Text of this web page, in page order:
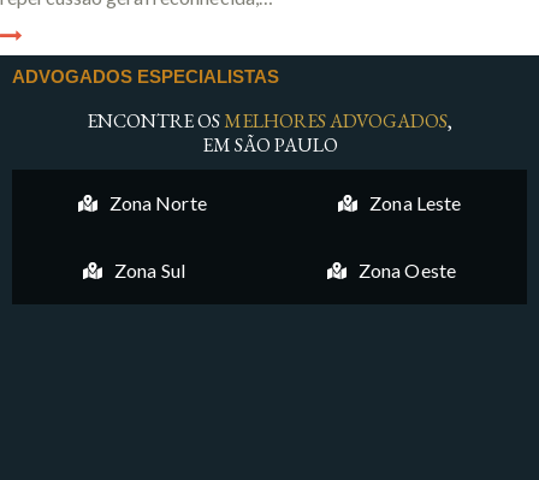
ADVOGADOS ESPECIALISTAS
ENCONTRE OSMELHORES ADVOGADOS,
EM SÃO PAULO
Zona Norte Zona Leste
Zona Sul Zona Oeste